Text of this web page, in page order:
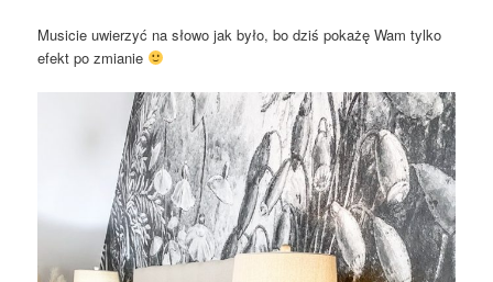
Musicie uwierzyć na słowo jak było, bo dziś pokażę Wam tylko
efekt po zmianie